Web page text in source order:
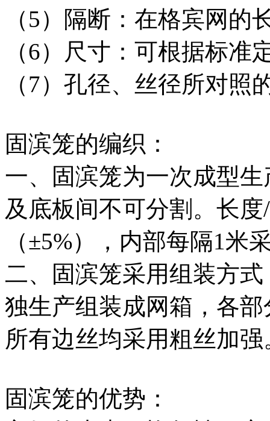
（5）隔断：在格宾网的
（6）尺寸：可根据标准
（7）孔径、丝径所对照
固滨笼的编织：
一、固滨笼为一次成型
及底板间不可分割。长度/
（±5%），内部每隔1米
二、固滨笼采用组装方
独生产组装成网箱，各
所有边丝均采用粗丝加强
固滨笼的优势：